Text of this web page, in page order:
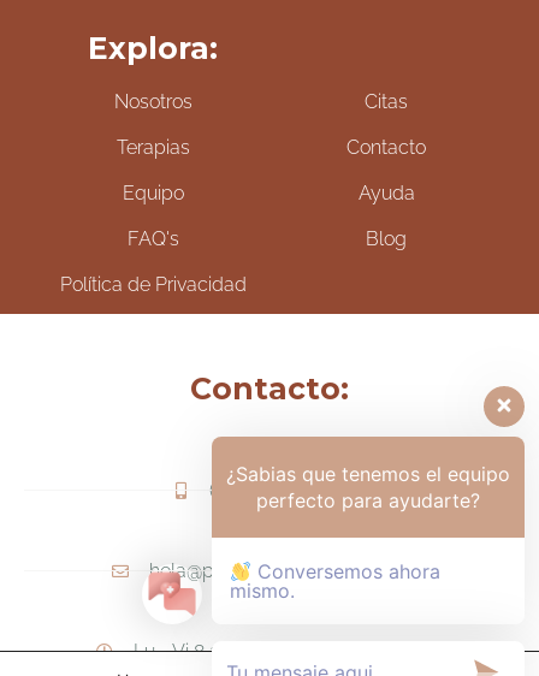
Explora:
Nosotros
Terapias
Equipo
FAQ's
Política de Privacidad
Citas
Contacto
Ayuda
Blog
Contacto:
(+57) 317-6006425
hola@psicologamariapaula.com
Lu - Vi 8 am a 6 pm - Sa 8am - 12m
¿Sabias que tenemos el equipo
perfecto para ayudarte?
Conversemos ahora
mismo.